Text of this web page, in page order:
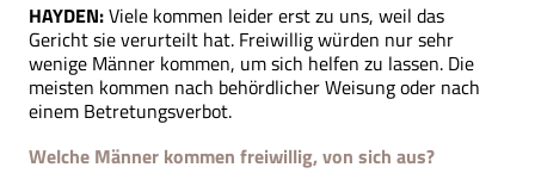
HAYDEN:Viele kommen leider erst zu uns, weil das
Gericht sie verurteilt hat. Freiwillig würden nur sehr
wenige Männer kommen, um sich helfen zu lassen. Die
meisten kommen nach behördlicher Weisung oder nach
einem Betretungsverbot.
Welche Männer kommen freiwillig, von sich aus?